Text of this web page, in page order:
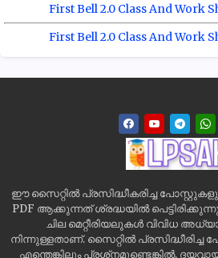
First Bell 2.0 Class And Work
First Bell 2.0 Class And Work
ഈ സൈറ്റിൽ പ്രസിദ്ധീകരിച്ച
PDF ആക്കുന്നത് ശ്രദ്ധയിൽ
ചില മെറ്റീരിയലുകൾ വിവിധ
നിന്നുള്ളതാണ്. സൈറ്റിൽ പ്രസിദ്ധീരിച്ച
എന്തെങ്കിലും പ്രശ്‌നമുണ്ടെങ്കിൽ,